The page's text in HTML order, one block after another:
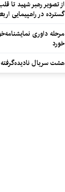
از تصویر رهبر شهید تا
گسترده در راهپیمایی
مرحله داوری
خورد
هشت سریال